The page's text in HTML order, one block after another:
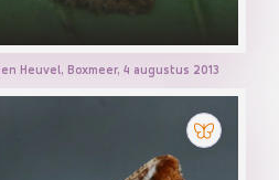
Heuvel, Boxmeer, 4 augustus 2013